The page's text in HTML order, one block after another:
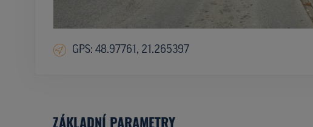
GPS: 48.97761, 21.265397
ZÁKLADNÍ PARAMETRY